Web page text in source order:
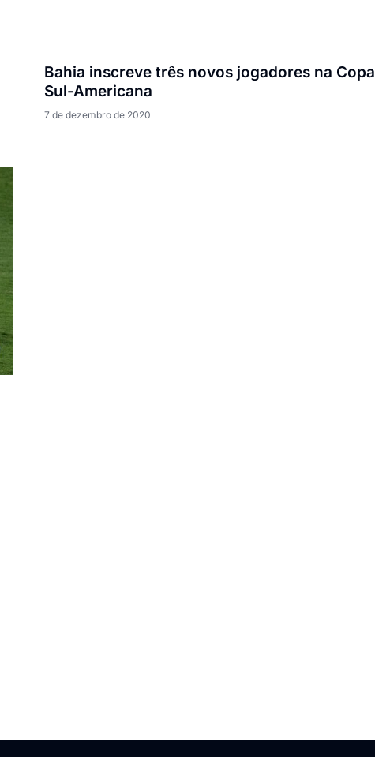
Bahia inscreve três novos jogadores na Copa
Sul-Americana
7 de dezembro de 2020